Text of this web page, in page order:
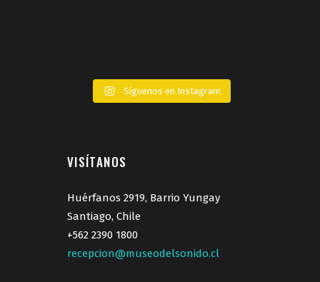
Síguenos en Instagram
VISÍTANOS
Huérfanos 2919, Barrio Yungay
Santiago, Chile
+562 2390 1800
recepcion@museodelsonido.cl